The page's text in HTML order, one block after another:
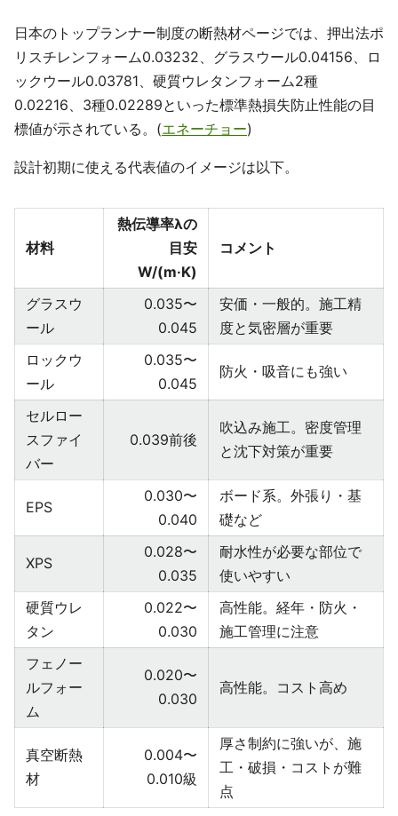
日本のトップランナー制度の断熱材ページでは、押出法ポ
リスチレンフォーム0.03232、グラスウール0.04156、ロ
ックウール0.03781、硬質ウレタンフォーム2種
0.02216、3種0.02289といった標準熱損失防止性能の目
標値が示されている。(エネーチョー)
設計初期に使える代表値のイメージは以下。
材料
熱伝導率λの
目安
W/(m·K)
コメント
グラスウ
ール
0.035〜
0.045
安価・一般的。施工精
度と気密層が重要
ロックウ
ール
0.035〜
0.045
防火・吸音にも強い
セルロー
スファイ
バー
0.039前後
吹込み施工。密度管理
と沈下対策が重要
EPS
0.030〜
0.040
ボード系。外張り・基
礎など
XPS
0.028〜
0.035
耐水性が必要な部位で
使いやすい
硬質ウレ
タン
0.022〜
0.030
高性能。経年・防火・
施工管理に注意
フェノー
ルフォー
ム
0.020〜
0.030
高性能。コスト高め
真空断熱
材
0.004〜
0.010級
厚さ制約に強いが、施
工・破損・コストが難
点